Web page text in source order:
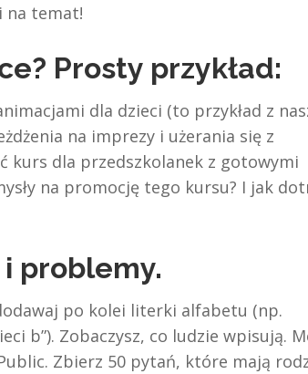
na temat!
Prosty przykład:
dla dzieci (to przykład z
na imprezy i użerania się z
kurs dla przedszkolanek z gotowymi
na promocję tego kursu? I jak
problemy.
po kolei literki alfabetu (np.
b”). Zobaczysz, co ludzie wpisują.
Zbierz 50 pytań, które mają